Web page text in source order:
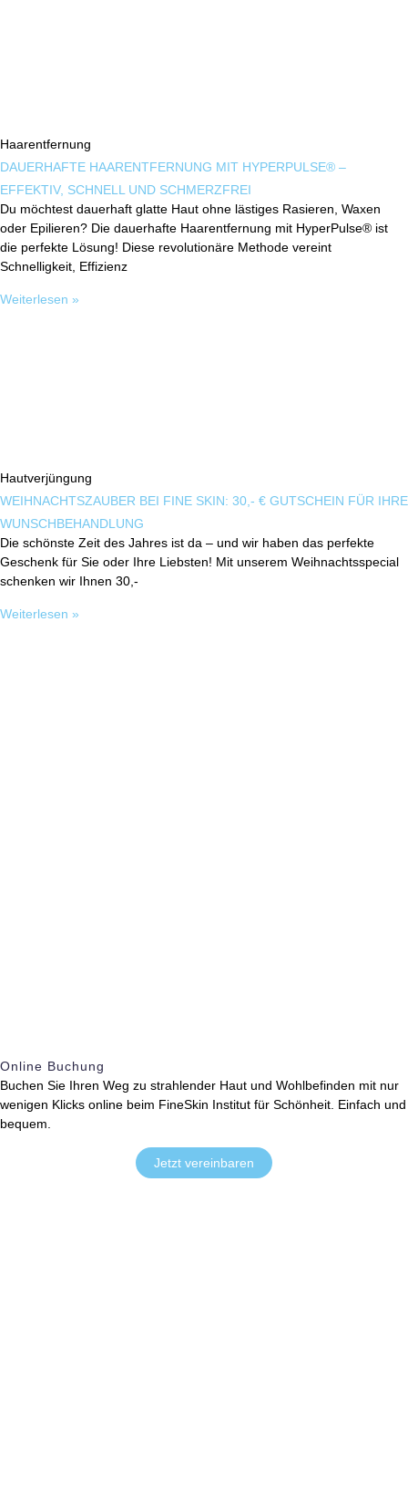
Haarentfernung
DAUERHAFTE HAARENTFERNUNG MIT HYPERPULSE® –
EFFEKTIV, SCHNELL UND SCHMERZFREI
Du möchtest dauerhaft glatte Haut ohne lästiges Rasieren, Waxen
oder Epilieren? Die dauerhafte Haarentfernung mit HyperPulse® ist
die perfekte Lösung! Diese revolutionäre Methode vereint
Schnelligkeit, Effizienz
Weiterlesen »
Hautverjüngung
WEIHNACHTSZAUBER BEI FINE SKIN: 30,- € GUTSCHEIN FÜR IHRE
WUNSCHBEHANDLUNG
Die schönste Zeit des Jahres ist da – und wir haben das perfekte
Geschenk für Sie oder Ihre Liebsten! Mit unserem Weihnachtsspecial
schenken wir Ihnen 30,-
Weiterlesen »
Online Buchung
Buchen Sie Ihren Weg zu strahlender Haut und Wohlbefinden mit nur
wenigen Klicks online beim FineSkin Institut für Schönheit. Einfach und
bequem.
Jetzt vereinbaren